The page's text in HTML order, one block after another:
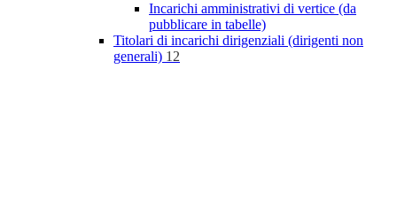
Incarichi amministrativi di vertice (da
pubblicare in tabelle)
Titolari di incarichi dirigenziali (dirigenti non
generali) 12